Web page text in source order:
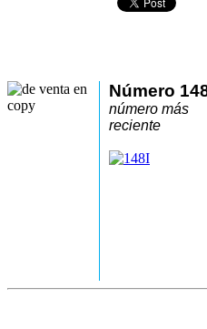
Número
número más
reciente